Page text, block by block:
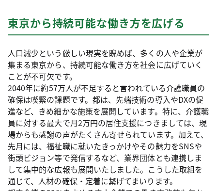
東京から持続可能な働き方を広げる
人口減少という厳しい現実を睨めば、多くの人や企業が
集まる東京から、持続可能な働き方を社会に広げていく
ことが不可欠です。
2040年に約57万人が不足すると言われている介護職員の
確保は喫緊の課題です。都は、先端技術の導入やDXの促
進など、きめ細かな施策を展開しています。特に、介護職
員に対する最大で月2万円の居住支援につきましては、現
場からも感謝の声がたくさん寄せられています。加えて、
先月には、福祉職に就いたきっかけやその魅力をSNSや
街頭ビジョン等で発信するなど、業界団体とも連携しま
して集中的な広報も展開いたしました。こうした取組を
通じて、人材の確保・定着に繋げてまいります。